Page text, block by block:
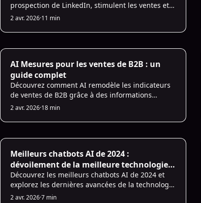
prospection de LinkedIn, stimulent les ventes et
rationalisent la qualification des leads grâce à
l'automatisation.
2 avr. 2026·11 min
AI Sales Analytics
AI Mesures pour les ventes de B2B : un
guide complet
Découvrez comment AI remodèle les indicateurs
de ventes de B2B grâce à des informations
prédictives pour améliorer la conversion des
croissance des revenus.
2 avr. 2026·18 min
AI for Sales
Meilleurs chatbots AI de 2024 :
dévoilement de la meilleure technologie
de chatbot AI
Découvrez les meilleurs chatbots AI de 2024 et
explorez les dernières avancées de la technologie
des chatbots AI. Trouvez ici le meilleur chatbot AI
2 avr. 2026·7 min